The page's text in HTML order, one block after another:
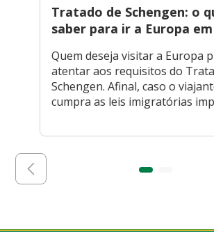
Tratado de Schengen: o
saber para ir a Europa em
Quem deseja visitar a Europa
atentar aos requisitos do
Schengen. Afinal, caso o
cumpra as leis imigratórias